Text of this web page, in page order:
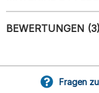
BEWERTUNGEN (3)
Fragen